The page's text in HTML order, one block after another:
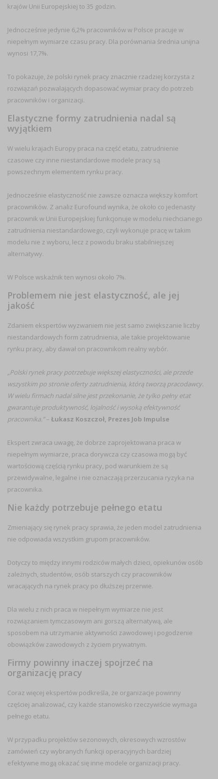
krajów Unii Europejskiej to 35 godzin.
Jednocześnie jedynie 6,2% pracowników w Polsce pracuje w
niepełnym wymiarze czasu pracy. Dla porównania średnia unijna
wynosi 17,7%.
To pokazuje, że polski rynek pracy znacznie rzadziej korzysta z
rozwiązań pozwalających dopasować wymiar pracy do potrzeb
pracowników i organizacji.
Elastyczne formy zatrudnienia nadal są
wyjątkiem
W wielu krajach Europy praca na część etatu, zatrudnienie
czasowe czy inne niestandardowe modele pracy są
powszechnym elementem rynku pracy.
Jednocześnie elastyczność nie zawsze oznacza większy komfort
pracowników. Z analiz Eurofound wynika, że około co jedenasty
pracownik w Unii Europejskiej funkcjonuje w modelu niechcianego
zatrudnienia niestandardowego, czyli wykonuje pracę w takim
modelu nie z wyboru, lecz z powodu braku stabilniejszej
alternatywy.
W Polsce wskaźnik ten wynosi około 7%.
Problemem nie jest elastyczność, ale jej
jakość
Zdaniem ekspertów wyzwaniem nie jest samo zwiększanie liczby
niestandardowych form zatrudnienia, ale takie projektowanie
rynku pracy, aby dawał on pracownikom realny wybór.
„Polski rynek pracy potrzebuje większej elastyczności, ale przede
wszystkim po stronie oferty zatrudnienia, którą tworzą pracodawcy.
W wielu firmach nadal silne jest przekonanie, że tylko pełny etat
gwarantuje produktywność, lojalność i wysoką efektywność
pracownika.”– Łukasz Koszczoł, Prezes Job Impulse
Ekspert zwraca uwagę, że dobrze zaprojektowana praca w
niepełnym wymiarze, praca dorywcza czy czasowa mogą być
wartościową częścią rynku pracy, pod warunkiem że są
przewidywalne, legalne i nie oznaczają przerzucania ryzyka na
pracownika.
Nie każdy potrzebuje pełnego etatu
Zmieniający się rynek pracy sprawia, że jeden model zatrudnienia
nie odpowiada wszystkim grupom pracowników.
Dotyczy to między innymi rodziców małych dzieci, opiekunów osób
zależnych, studentów, osób starszych czy pracowników
wracających na rynek pracy po dłuższej przerwie.
Dla wielu z nich praca w niepełnym wymiarze nie jest
rozwiązaniem tymczasowym ani gorszą alternatywą, ale
sposobem na utrzymanie aktywności zawodowej i pogodzenie
obowiązków zawodowych z życiem prywatnym.
Firmy powinny inaczej spojrzeć na
organizację pracy
Coraz więcej ekspertów podkreśla, że organizacje powinny
częściej analizować, czy każde stanowisko rzeczywiście wymaga
pełnego etatu.
W przypadku projektów sezonowych, okresowych wzrostów
zamówień czy wybranych funkcji operacyjnych bardziej
efektywne mogą okazać się inne modele organizacji pracy.